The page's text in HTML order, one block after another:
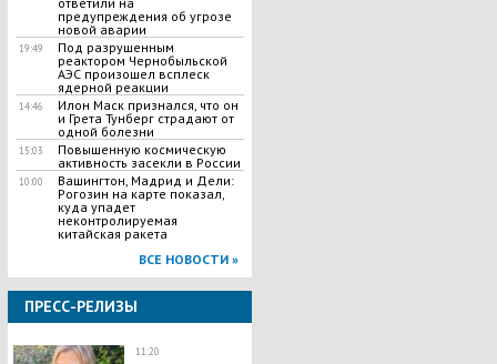
предупреждения об угрозе
новой аварии
19:49
Под разрушенным
реактором Чернобыльской
АЭС произошел всплеск
ядерной реакции
14:46
Илон Маск признался, что он
и Грета Тунберг страдают от
одной болезни
15:03
Повышенную космическую
активность засекли в России
10:00
Вашингтон, Мадрид и Дели:
Рогозин на карте показал,
куда упадет
неконтролируемая
китайская ракета
ВСЕ НОВОСТИ »
ПРЕСС-РЕЛИЗЫ
11:20